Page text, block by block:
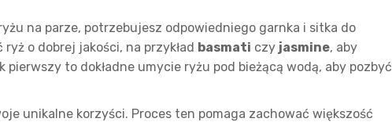
na parze, potrzebujesz odpowiedniego garnka i sitka do
o dobrej jakości, na przykład basmati czy jasmine, aby
pierwszy to dokładne umycie ryżu pod bieżącą wodą, aby pozbyć
unikalne korzyści. Proces ten pomaga zachować większość